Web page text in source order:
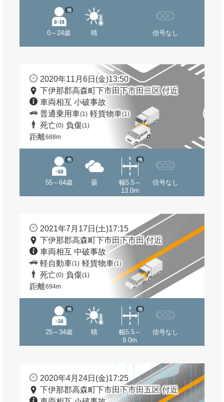
0～24歳
他
晴 信号なし
2020年11月6日(金)13:50
下伊那郡高森町下市田下市田二区 付近
車両相互 小破事故
普通乗用車(1) 軽貨物車(1)
死亡(0) 負傷(1)
距離688m
55～64歳
他
曇
幅5.5～
13.0m
他
信号なし
2021年7月17日(土)17:15
下伊那郡高森町下市田下市田 付近
車両相互 中破事故
軽自動車(1) 軽貨物車(1)
死亡(0) 負傷(1)
距離694m
25～34歳
他
晴
幅5.5～
9.0m
他
信号なし
2020年4月24日(金)17:25
下伊那郡高森町下市田下市田五区 付近